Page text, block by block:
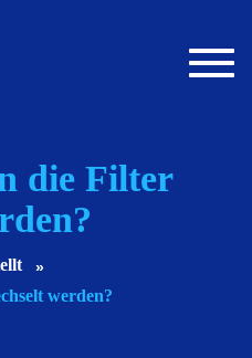
die Filter
werden?